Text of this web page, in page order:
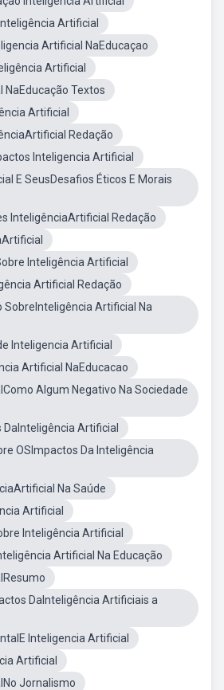
Artificial
Artificial NaEducaçao
Artificial
NaEducação Textos
Artificial
Redação
Inteligencia Artificial
E SeusDesafios Éticos E Morais
InteligênciaArtificial Redação
Inteligência Artificial
Artificial Redação
SobreInteligência Artificial Na
Inteligencia Artificial
Artificial NaEducacao
Algum Negativo Na Sociedade
Artificial
OSImpactos Da Inteligência
Na Saúde
Artificial
Inteligência Artificial
Artificial Na Educação
DaInteligência Artificiais a
Inteligencia Artificial
Artificial
Jornalismo